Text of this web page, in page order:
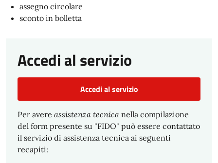
assegno circolare
sconto in bolletta
Accedi al servizio
Accedi al servizio
Per avere assistenza tecnica nella compilazione
del form presente su "FIDO" può essere contattato
il servizio di assistenza tecnica ai seguenti
recapiti: